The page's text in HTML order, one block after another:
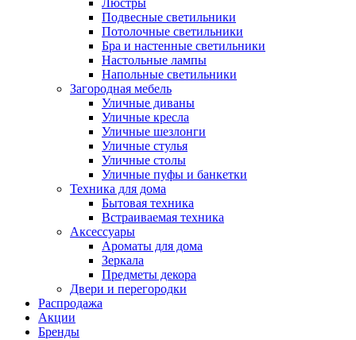
Люстры
Подвесные светильники
Потолочные светильники
Бра и настенные светильники
Настольные лампы
Напольные светильники
Загородная мебель
Уличные диваны
Уличные кресла
Уличные шезлонги
Уличные стулья
Уличные столы
Уличные пуфы и банкетки
Техника для дома
Бытовая техника
Встраиваемая техника
Аксессуары
Ароматы для дома
Зеркала
Предметы декора
Двери и перегородки
Распродажа
Акции
Бренды